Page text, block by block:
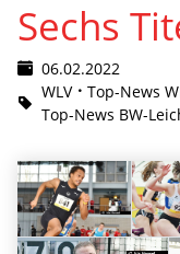
Sechs
06.02.2022
WLV
Top-News
Top-News BW-